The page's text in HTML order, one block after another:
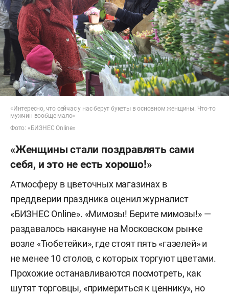
«Интересно, что сейчас у нас берут букеты в основном женщины. Что-то
мужчин вообще мало»
Фото: «БИЗНЕС Online»
«Женщины стали поздравлять сами
себя, и это не есть хорошо!»
Атмосферу в цветочных магазинах в
преддверии праздника оценил журналист
«БИЗНЕС Online». «Мимозы! Берите мимозы!» —
раздавалось накануне на Московском рынке
возле «Тюбетейки», где стоят пять «газелей» и
не менее 10 столов, с которых торгуют цветами.
Прохожие останавливаются посмотреть, как
шутят торговцы, «примериться к ценнику», но